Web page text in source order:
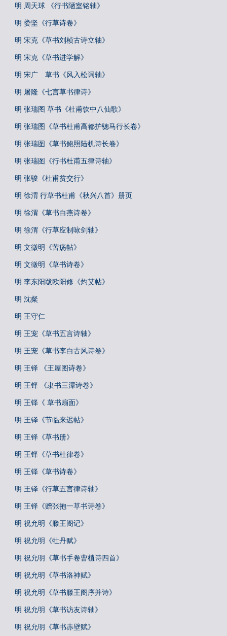
明 周天球 《行书陋室铭轴》
明 娄坚《行草诗卷》
明 宋克《草书刘桢古诗立轴》
明 宋克《草书进学解》
明 宋广 草书《风入松词轴》
明 屠隆《七言草书律诗》
明 张瑞图 草书《杜甫饮中八仙歌》
明 张瑞图《草书杜甫高都护骢马行长卷》
明 张瑞图《草书鲍照陆机诗长卷》
明 张瑞图《行书杜甫五律诗轴》
明 张骏《杜甫贫交行》
明 徐渭 行草书杜甫《秋兴八首》册页
明 徐渭《草书白燕诗卷》
明 徐渭《行草应制咏剑轴》
明 文徵明《苦疡帖》
明 文徵明《草书诗卷》
明 李东阳跋欧阳修《灼艾帖》
明 沈粲
明 王守仁
明 王宠《草书五言诗轴》
明 王宠《草书李白古风诗卷》
明 王铎 《王屋图诗卷》
明 王铎 《隶书三潭诗卷》
明 王铎《 草书扇面》
明 王铎《节临来迟帖》
明 王铎《草书册》
明 王铎《草书杜律卷》
明 王铎《草书诗卷》
明 王铎《行草五言律诗轴》
明 王铎《赠张抱一草书诗卷》
明 祝允明《滕王阁记》
明 祝允明《牡丹赋》
明 祝允明《草书手卷曹植诗四首》
明 祝允明《草书洛神赋》
明 祝允明《草书滕王阁序并诗》
明 祝允明《草书访友诗轴》
明 祝允明《草书赤壁赋》